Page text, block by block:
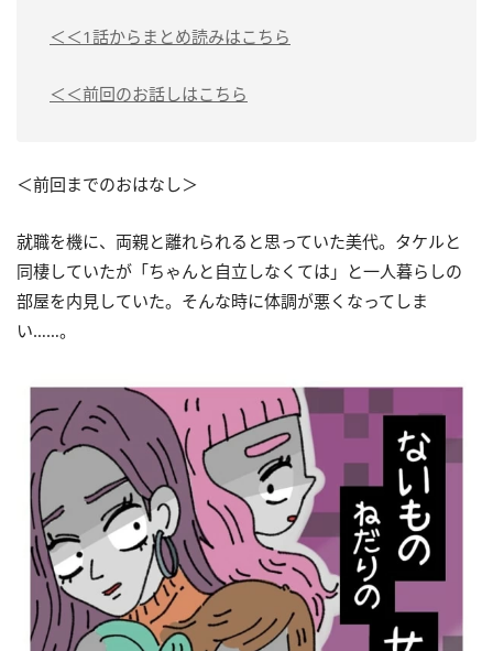
＜＜1話からまとめ読みはこちら
＜＜前回のお話しはこちら
＜前回までのおはなし＞
就職を機に、両親と離れられると思っていた美代。タケルと
同棲していたが「ちゃんと自立しなくては」と一人暮らしの
部屋を内見していた。そんな時に体調が悪くなってしま
い……。